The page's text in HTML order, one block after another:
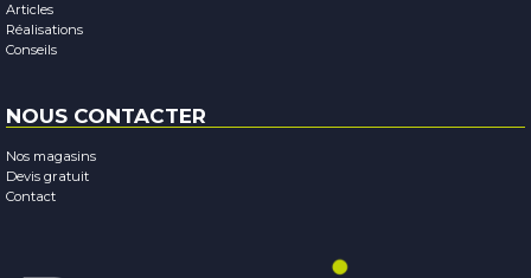
Articles
Réalisations
Conseils
NOUS CONTACTER
Nos magasins
Devis gratuit
Contact